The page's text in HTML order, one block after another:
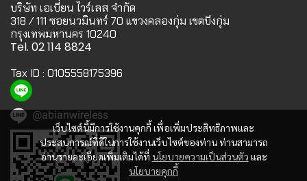
เว็บไซต์นี้มีการใช้งานคุกกี้ เพื่อเพิ่มประสิทธิภาพและ
ประสบการณ์ที่ดีในการใช้งานเว็บไซต์ของท่าน ท่านสามารถ
อ่านรายละเอียดเพิ่มเติมได้ที่ นโยบายความเป็นส่วนตัว และ
นโยบายคุกกี้
บริษัท เอเบี่ยน ไวร์เลส จำกัด
318 / 111 ซอยนวมินทร์ 70 แขวงคลองกุ่ม เขตบึงกุ่ม
กรุงเทพมหานคร 10240
Tel. 02 114 8824
Tax ID : 0105558175396
@abianwireless